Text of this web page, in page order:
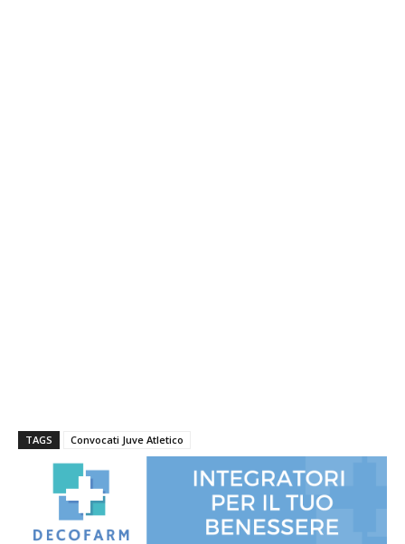
TAGS Convocati Juve Atletico